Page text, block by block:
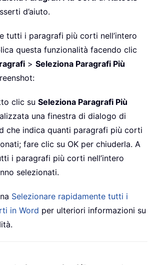
d’aiuto.
tutti i paragrafi più corti nell’intero
questa funzionalità facendo clic
> Seleziona Paragrafi Più
clic su Seleziona Paragrafi Più
una finestra di dialogo di
che indica quanti paragrafi più corti
fare clic su OK per chiuderla. A
i paragrafi più corti nell’intero
selezionati.
Selezionare rapidamente tutti i
in Word per ulteriori informazioni su